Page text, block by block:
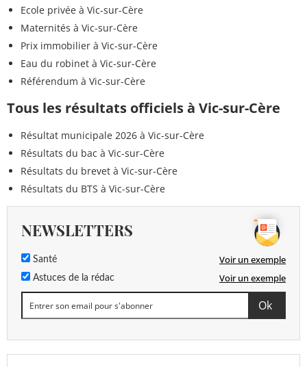
Ecole privée à Vic-sur-Cère
Maternités à Vic-sur-Cère
Prix immobilier à Vic-sur-Cère
Eau du robinet à Vic-sur-Cère
Référendum à Vic-sur-Cère
Tous les résultats officiels à Vic-sur-Cère
Résultat municipale 2026 à Vic-sur-Cère
Résultats du bac à Vic-sur-Cère
Résultats du brevet à Vic-sur-Cère
Résultats du BTS à Vic-sur-Cère
NEWSLETTERS
Santé Voir un exemple
Astuces de la rédac Voir un exemple